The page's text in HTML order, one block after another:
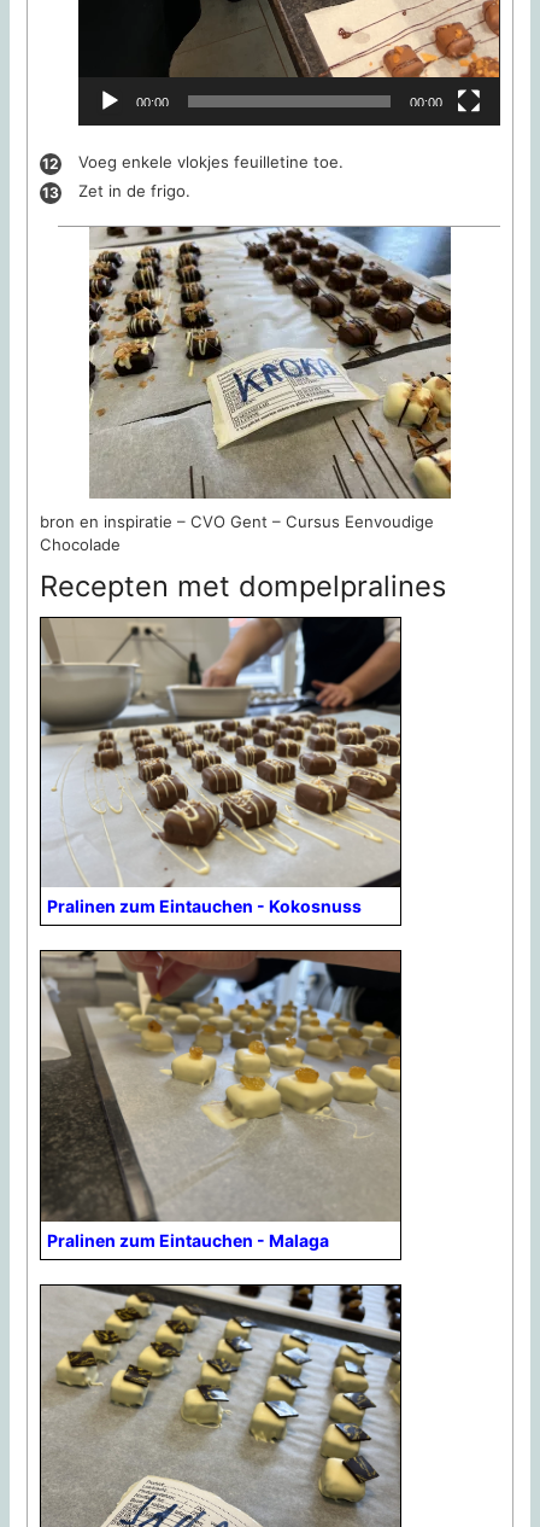
00:00 00:00
Voeg enkele vlokjes feuilletine toe.
Zet in de frigo.
bron en inspiratie – CVO Gent – Cursus Eenvoudige
Chocolade
Recepten met dompelpralines
Pralinen zum Eintauchen - Kokosnuss
Pralinen zum Eintauchen - Malaga